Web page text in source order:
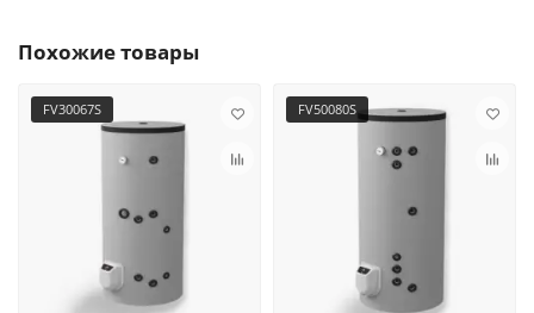
Похожие товары
FV30067S FV50080S